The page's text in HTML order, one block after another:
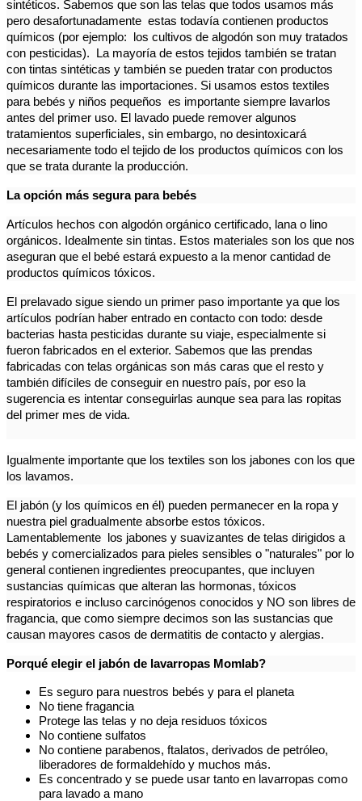
sintéticos. Sabemos que son las telas que todos usamos más
pero desafortunadamente estas todavía contienen productos
químicos (por ejemplo: los cultivos de algodón son muy tratados
con pesticidas). La mayoría de estos tejidos también se tratan
con tintas sintéticas y también se pueden tratar con productos
químicos durante las importaciones. Si usamos estos textiles
para bebés y niños pequeños es importante siempre lavarlos
antes del primer uso. El lavado puede remover algunos
tratamientos superficiales, sin embargo, no desintoxicará
necesariamente todo el tejido de los productos químicos con los
que se trata durante la producción.
La opción más segura para bebés
Artículos hechos con algodón orgánico certificado, lana o lino
orgánicos. Idealmente sin tintas. Estos materiales son los que nos
aseguran que el bebé estará expuesto a la menor cantidad de
productos químicos tóxicos.
El prelavado sigue siendo un primer paso importante ya que los
artículos podrían haber entrado en contacto con todo: desde
bacterias hasta pesticidas durante su viaje, especialmente si
fueron fabricados en el exterior. Sabemos que las prendas
fabricadas con telas orgánicas son más caras que el resto y
también difíciles de conseguir en nuestro país, por eso la
sugerencia es intentar conseguirlas aunque sea para las ropitas
del primer mes de vida.
Igualmente importante que los textiles son los jabones con los que
los lavamos.
El jabón (y los químicos en él) pueden permanecer en la ropa y
nuestra piel gradualmente absorbe estos tóxicos.
Lamentablemente los jabones y suavizantes de telas dirigidos a
bebés y comercializados para pieles sensibles o "naturales" por lo
general contienen ingredientes preocupantes, que incluyen
sustancias químicas que alteran las hormonas, tóxicos
respiratorios e incluso carcinógenos conocidos y NO son libres de
fragancia, que como siempre decimos son las sustancias que
causan mayores casos de dermatitis de contacto y alergias.
Porqué elegir el jabón de lavarropas Momlab?
Es seguro para nuestros bebés y para el planeta
No tiene fragancia
Protege las telas y no deja residuos tóxicos
No contiene sulfatos
No contiene parabenos, ftalatos, derivados de petróleo,
liberadores de formaldehído y muchos más.
Es concentrado y se puede usar tanto en lavarropas como
para lavado a mano